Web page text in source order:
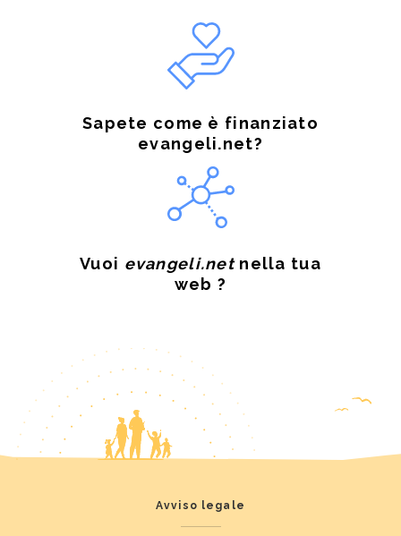
Sapete come è finanziato
evangeli.net?
Vuoi evangeli.netnella tua
web ?
Avviso legale